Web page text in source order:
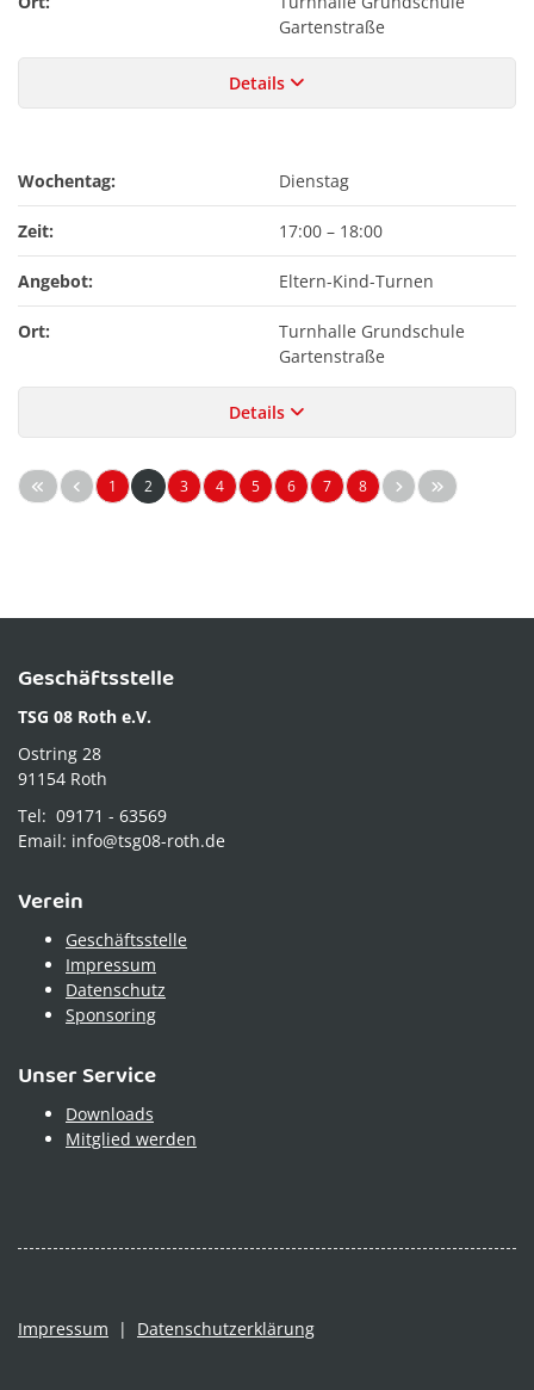
Gartenstraße
Details
Wochentag: Dienstag
Zeit: 17:00 – 18:00
Angebot: Eltern-Kind-Turnen
Ort:
Turnhalle Grundschule
Gartenstraße
Details
1 2 3 4 5 6 7 8
Geschäftsstelle
TSG 08 Roth e.V.
Ostring 28
91154 Roth
Tel: 09171 - 63569
Email: info@tsg08-roth.de
Verein
Geschäftsstelle
Impressum
Datenschutz
Sponsoring
Unser Service
Downloads
Mitglied werden
Impressum | Datenschutzerklärung